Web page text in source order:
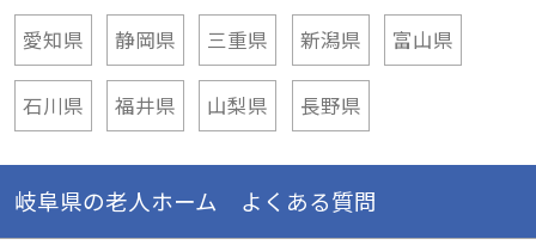
愛知県
静岡県 三重県 新潟県 富山県
石川県 福井県 山梨県 長野県
岐阜県の老人ホーム よくある質問